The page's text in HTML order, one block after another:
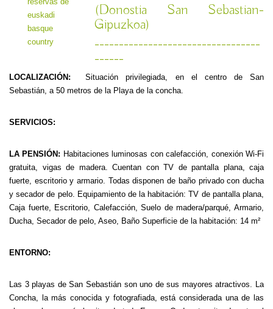
(Donostia San Sebastian-
Gipuzkoa)
----------------------------------
------
LOCALIZACIÓN: Situación privilegiada, en el centro de San
Sebastián, a 50 metros de la Playa de la concha.
SERVICIOS:
LA PENSIÓN: Habitaciones luminosas con calefacción, conexión Wi-Fi
gratuita, vigas de madera. Cuentan con TV de pantalla plana, caja
fuerte, escritorio y armario. Todas disponen de baño privado con ducha
y secador de pelo. Equipamiento de la habitación: TV de pantalla plana,
Caja fuerte, Escritorio, Calefacción, Suelo de madera/parqué, Armario,
Ducha, Secador de pelo, Aseo, Baño Superficie de la habitación: 14 m²
ENTORNO:
Las 3 playas de San Sebastián son uno de sus mayores atractivos. La
Concha, la más conocida y fotografiada, está considerada una de las